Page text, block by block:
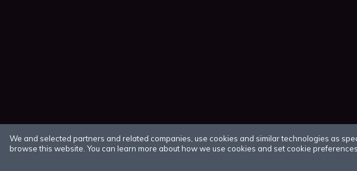
We and selected partners and related companies, use cookies and similar technologies as
browse this website. You can learn more about how we use cookies and set cookie